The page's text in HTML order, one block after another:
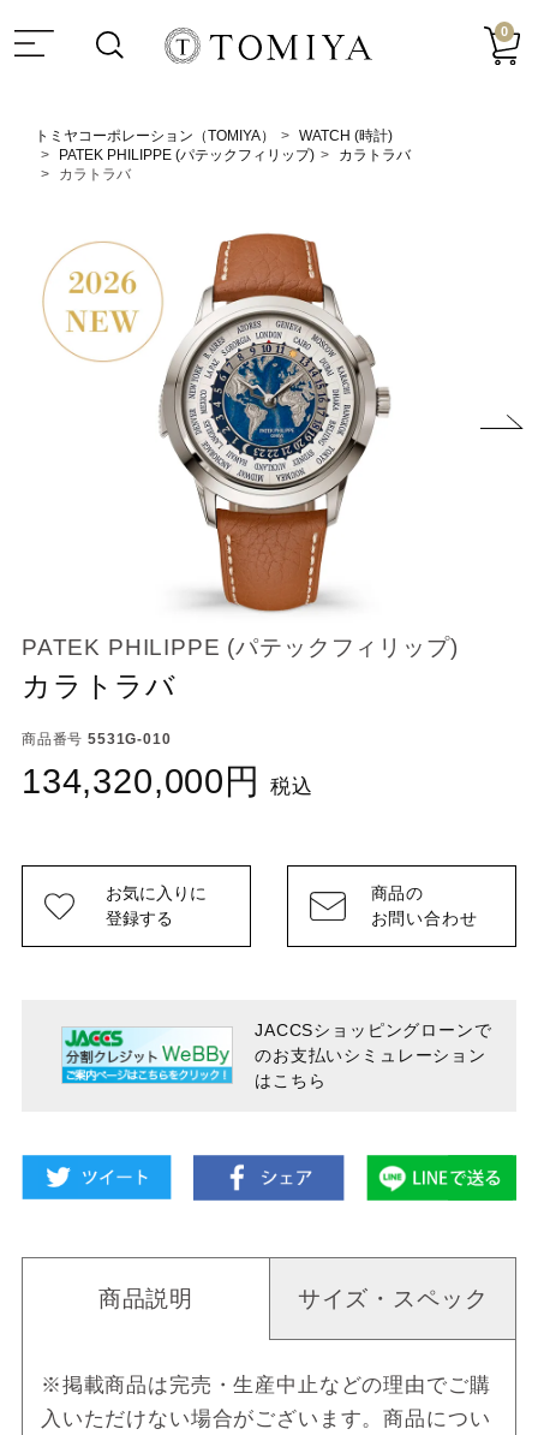
0
トミヤコーポレーション（TOMIYA）
WATCH (時計)
PATEK PHILIPPE (パテックフィリップ)
カラトラバ
カラトラバ
PATEK PHILIPPE (パテックフィリップ)
カラトラバ
商品番号 5531G-010
134,320,000 税込
お気に入りに
登録する
商品の
お問い合わせ
JACCSショッピングローンで
のお支払いシミュレーション
はこちら
商品説明 サイズ・スペック
※掲載商品は完売・生産中止などの理由でご購
入いただけない場合がございます。商品につい